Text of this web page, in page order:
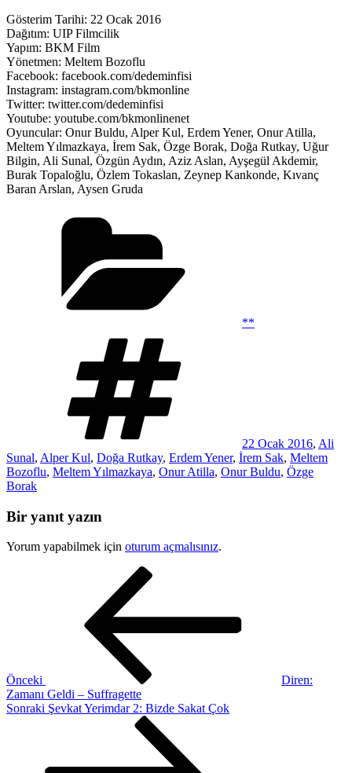
Gösterim Tarihi: 22 Ocak 2016
Dağıtım: UIP Filmcilik
Yapım: BKM Film
Yönetmen: Meltem Bozoflu
Facebook: facebook.com/dedeminfisi
Instagram: instagram.com/bkmonline
Twitter: twitter.com/dedeminfisi
Youtube: youtube.com/bkmonlinenet
Oyuncular: Onur Buldu, Alper Kul, Erdem Yener, Onur Atilla,
Meltem Yılmazkaya, İrem Sak, Özge Borak, Doğa Rutkay, Uğur
Bilgin, Ali Sunal, Özgün Aydın, Aziz Aslan, Ayşegül Akdemir,
Burak Topaloğlu, Özlem Tokaslan, Zeynep Kankonde, Kıvanç
Baran Arslan, Aysen Gruda
**
22 Ocak 2016, Ali
Sunal, Alper Kul, Doğa Rutkay, Erdem Yener, İrem Sak, Meltem
Bozoflu, Meltem Yılmazkaya, Onur Atilla, Onur Buldu, Özge
Borak
Bir yanıt yazın
Yorum yapabilmek için oturum açmalısınız.
Önceki
Diren:
Zamanı Geldi – Suffragette
Sonraki
Sonraki Şevkat Yerimdar 2: Bizde Sakat Çok